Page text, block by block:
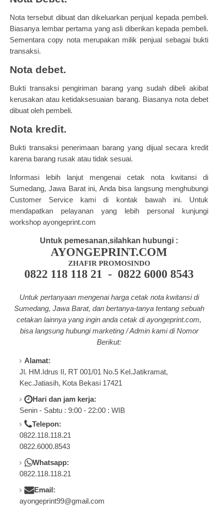
Nota tersebut dibuat dan dikeluarkan penjual kepada pembeli.
Biasanya lembar pertama yang asli diberikan kepada pembeli.
Sementara copy nota merupakan milik penjual sebagai bukti
transaksi.
Nota debet.
Bukti transaksi pengiriman barang yang sudah dibeli akibat
kerusakan atau ketidaksesuaian barang. Biasanya nota debet
dibuat oleh pembeli.
Nota kredit.
Bukti transaksi penerimaan barang yang dijual secara kredit
karena barang rusak atau tidak sesuai.
Informasi lebih lanjut mengenai cetak nota kwitansi di
Sumedang, Jawa Barat ini, Anda bisa langsung menghubungi
Customer Service kami di kontak bawah ini. Untuk
mendapatkan pelayanan yang lebih personal kunjungi
workshop ayongeprint.com
Untuk pemesanan,silahkan hubungi :
AYONGEPRINT.COM
ZHAFIR PROMOSINDO
0822 118 118 21 - 0822 6000 8543
Untuk pertanyaan mengenai harga cetak nota kwitansi di
Sumedang, Jawa Barat, dan bertanya-tanya tentang sebuah
cetakan lainnya yang ingin anda cetak di ayongeprint.com,
bisa langsung hubungi marketing / Admin kami di Nomor
Berikut:
Alamat:
Jl. HM.Idrus II, RT 001/01 No.5 Kel.Jatikramat,
Kec.Jatiasih, Kota Bekasi 17421
Hari dan jam kerja:
Senin - Sabtu : 9:00 - 22:00 : WIB
Telepon:
0822.118.118.21
0822.6000.8543
Whatsapp:
0822.118.118.21
Email:
ayongeprint99@gmail.com